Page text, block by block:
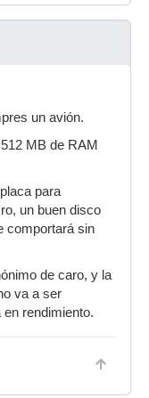
un avión.
MB de RAM
para
un buen disco
comportará sin
de caro, y la
va a ser
rendimiento.